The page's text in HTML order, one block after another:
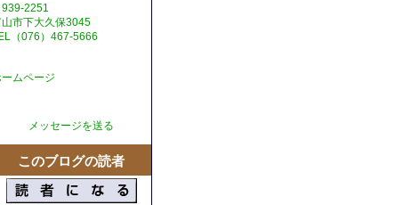
2251
山市下大久保3045
（076）467-5666
ムページ
メッセージを送る
このブログの読者